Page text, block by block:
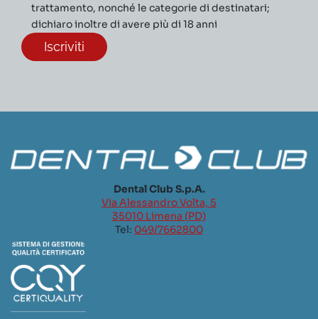
trattamento, nonché le categorie di destinatari;
dichiaro inoltre di avere più di 18 anni
Dental Club S.p.A.
Via Alessandro Volta, 5
35010 Limena (PD)
Tel: 049/7662800